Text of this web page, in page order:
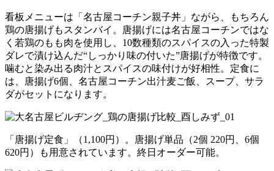
看板メニューは「名古屋コーチン親子丼」ながら、もちろん
鶏の唐揚げもスタンバイ。唐揚げには名古屋コーチンではな
く若鶏のもも肉を使用し、10数種類のスパイスの入った特製
ダレで漬け込んだ“しっかり味の付いた”唐揚げが特徴です。
噛むと染み出る肉汁とスパイスの味付けが好相性。定食に
は、唐揚げ6個、名古屋コーチン出汁麦ご飯、スープ、サラ
ダがセットになります。
「唐揚げ定食」（1,100円）。唐揚げ単品（2個 220円、6個
620円）も用意されています。終日オーダー可能。